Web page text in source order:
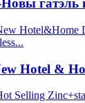
гатэль
Hotel &